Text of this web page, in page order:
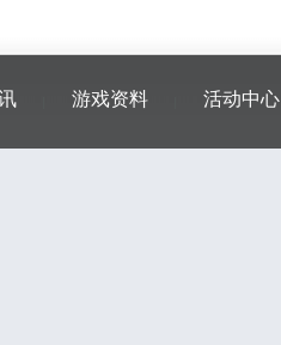
游戏资料 活动中心